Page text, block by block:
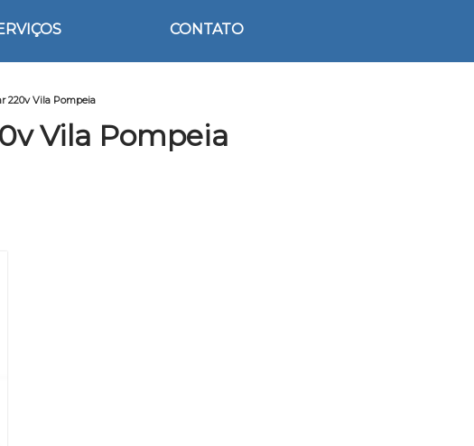
CONTATO
220v Vila Pompeia
Vila Pompeia